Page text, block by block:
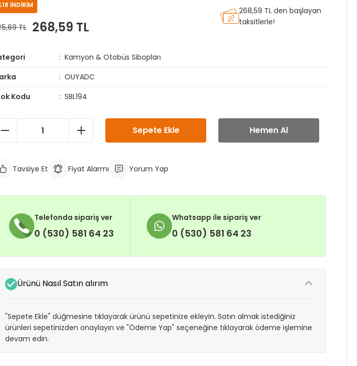
İNDİRİM
TL 268,59 TL
268,59 TL den başlayan
taksitlerle!
Kamyon & Otobüs Sibopları
OUYADC
Kodu
SBL194
Sepete Ekle Hemen Al
Tavsiye Et Fiyat Alarmı Yorum Yap
Telefonda sipariş ver
0 (530) 581 64 23
Whatsapp ile sipariş ver
0 (530) 581 64 23
Ürünü Nasıl Satın alırım
"Sepete Ekle" düğmesine tıklayarak ürünü sepetinize ekleyin. Satın almak istediğiniz
ürünleri sepetinizden onaylayın ve "Ödeme Yap" seçeneğine tıklayarak ödeme işlemine
devam edin.